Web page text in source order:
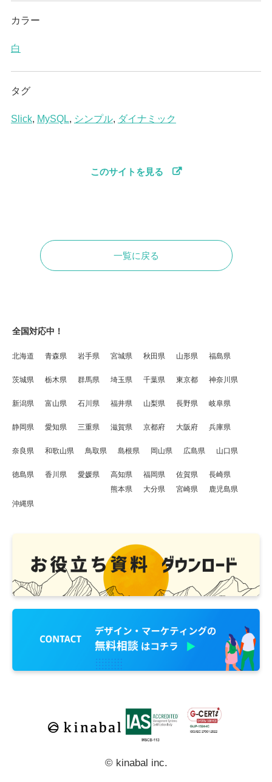
カラー
白
タグ
Slick, MySQL, シンプル, ダイナミック
このサイトを見る
一覧に戻る
全国対応中！
北海道 青森県 岩手県 宮城県 秋田県 山形県 福島県
茨城県 栃木県 群馬県 埼玉県 千葉県 東京都 神奈川県
新潟県 富山県 石川県 福井県 山梨県 長野県 岐阜県
静岡県 愛知県 三重県 滋賀県 京都府 大阪府 兵庫県
奈良県 和歌山県 鳥取県 島根県 岡山県 広島県 山口県
徳島県 香川県 愛媛県 高知県 福岡県 佐賀県
長崎県
熊本県
大分県 宮崎県
鹿児島県
沖縄県
© kinabal inc.